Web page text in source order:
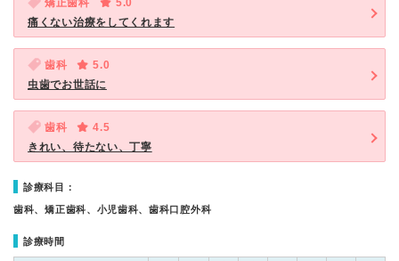
矯正歯科
5.0
痛くない治療をしてくれます
歯科
5.0
虫歯でお世話に
歯科
4.5
きれい、待たない、丁寧
診療科目：
歯科、矯正歯科、小児歯科、歯科口腔外科
診療時間